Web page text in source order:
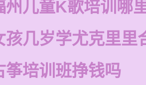
州儿童K歌培训哪
孩几岁学尤克里里
筝培训班挣钱吗